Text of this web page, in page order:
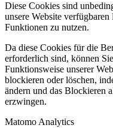
Diese Cookies sind
unsere Website
Funktionen zu nutzen.
Da diese Cookies für die
erforderlich sind, können
Funktionsweise unserer
blockieren oder löschen,
ändern und das Blockieren
erzwingen.
Matomo Analytics